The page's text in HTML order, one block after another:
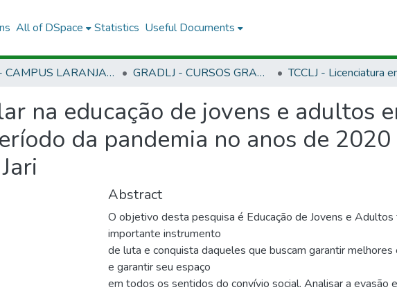
All of DSpace Statistics Useful Documents
CLJ - CAMPUS LARANJAL DO JARI GRADLJ - CURSOS GRADUAÇÃO - CAMPUS LARANJAL DO JARI
na educação de jovens e adultos
da pandemia no anos de
Abstract
O objetivo desta pesquisa é Educação de Jovens e
importante instrumento
de luta e conquista daqueles que buscam garantir melhores
e garantir seu espaço
em todos os sentidos do convívio social. Analisar a evasão